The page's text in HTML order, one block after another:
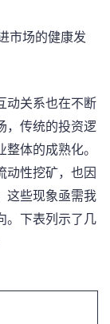
市场的健康发
动关系也在不断
，传统的投资逻
体的成熟化。
动性挖矿，也因
这些现象亟需我
。下表列示了几